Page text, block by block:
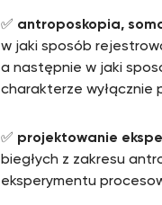
✅ antroposkopia,
w jaki sposób
a następnie w jaki
charakterze wyłącznie
✅ projektowanie
biegłych z zakresu
eksperymentu